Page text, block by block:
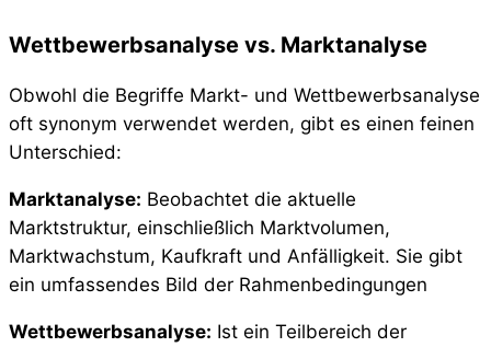
Wettbewerbsanalyse vs. Marktanalyse
Obwohl die Begriffe Markt- und Wettbewerbsanalyse
oft synonym verwendet werden, gibt es einen feinen
Unterschied:
Marktanalyse: Beobachtet die aktuelle
Marktstruktur, einschließlich Marktvolumen,
Marktwachstum, Kaufkraft und Anfälligkeit. Sie gibt
ein umfassendes Bild der Rahmenbedingungen
Wettbewerbsanalyse: Ist ein Teilbereich der